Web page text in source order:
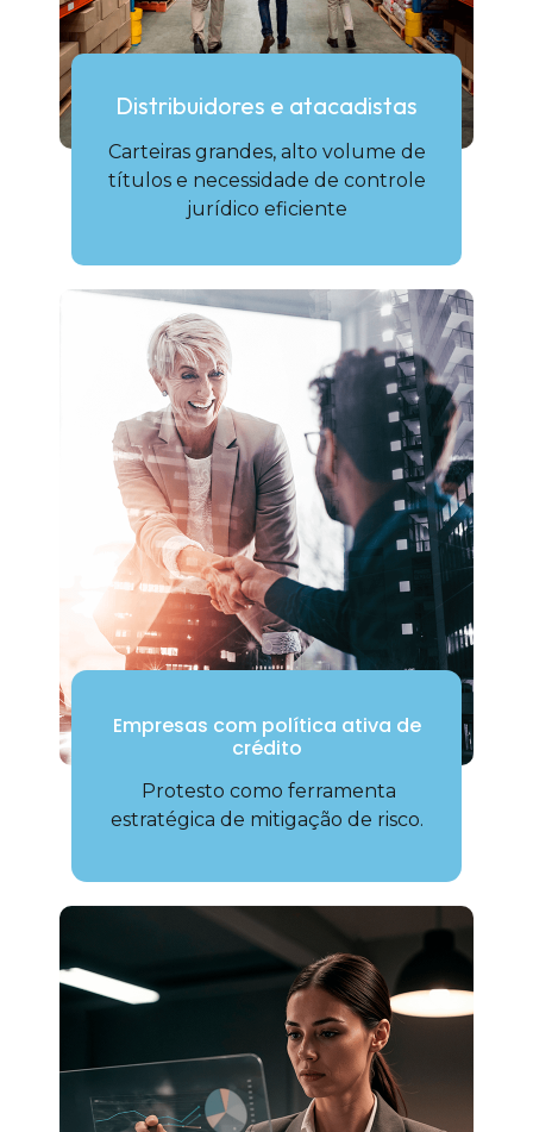
Distribuidores e atacadistas
Carteiras grandes, alto volume de
títulos e necessidade de controle
jurídico eficiente
Empresas com política ativa de
crédito
Protesto como ferramenta
estratégica de mitigação de risco.